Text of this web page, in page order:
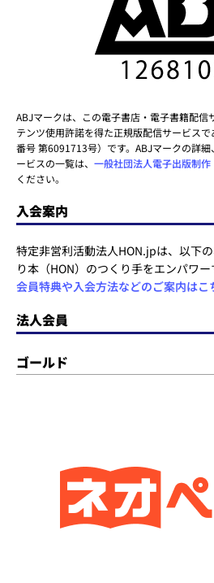
ABJマークは、この電子書店・電子書籍配信
テンツ使用許諾を得た正規版配信サービス
番号 第6091713号）です。ABJマークの詳
ービスの一覧は、 一般社団法人電子出版制
ください。
入会案内
特定非営利活動法人HON.jpは、以下
り本（HON）のつくり手をエンパワー
会員特典や入会方法などのご案内はこ
法人会員
ゴールド